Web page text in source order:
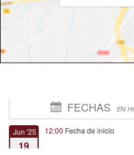
FECHAS EN
Jun '25
19
12:00 Fecha de inicio